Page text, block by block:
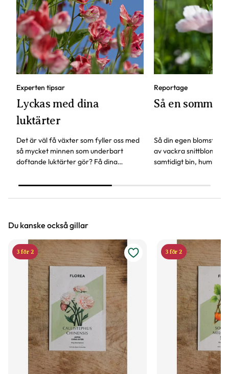
Experten tipsar
Lyckas med dina
luktärter
Det är väl få växter som fyller oss med
så mycket minnen som underbart
doftande luktärter gör? Få dina
här är experttipsen!
Reportage
Så en
Så din egen
av vackra
samtidigt bin, humlor
Trädgårdsprofilen
Du kanske också gillar
3 för 2 3 för 2